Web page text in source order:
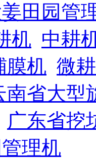
田园管
机 中耕
膜机 微
南省大型
广东省挖
理机